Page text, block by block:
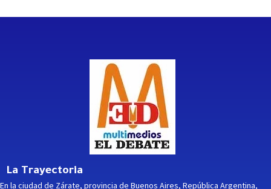
La Trayectoria
En la ciudad de Zárate, provincia de Buenos Aires, República Argentina,